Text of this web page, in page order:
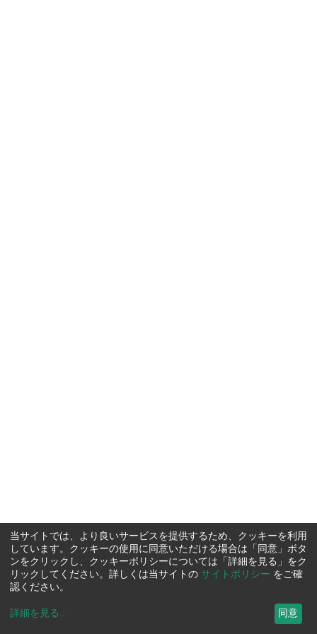
当サイトでは、より良いサービスを提供するため、クッキーを利用
しています。クッキーの使用に同意いただける場合は「同意」ボタ
ンをクリックし、クッキーポリシーについては「詳細を見る」をク
リックしてください。詳しくは当サイトの サイトポリシー をご確
認ください。
詳細を見る ... 同意